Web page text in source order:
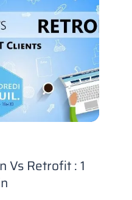
Vs Retrofit : 1